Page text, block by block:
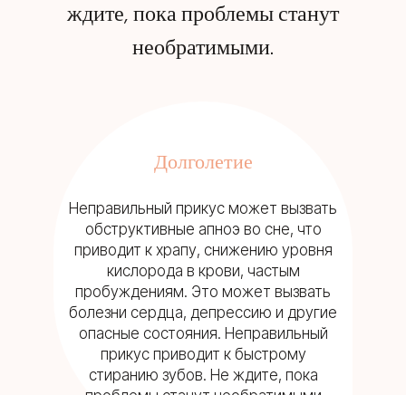
ждите, пока проблемы станут
необратимыми.
Долголетие
Неправильный прикус может вызвать
обструктивные апноэ во сне, что
приводит к храпу, снижению уровня
кислорода в крови, частым
пробуждениям. Это может вызвать
болезни сердца, депрессию и другие
опасные состояния. Неправильный
прикус приводит к быстрому
стиранию зубов. Не ждите, пока